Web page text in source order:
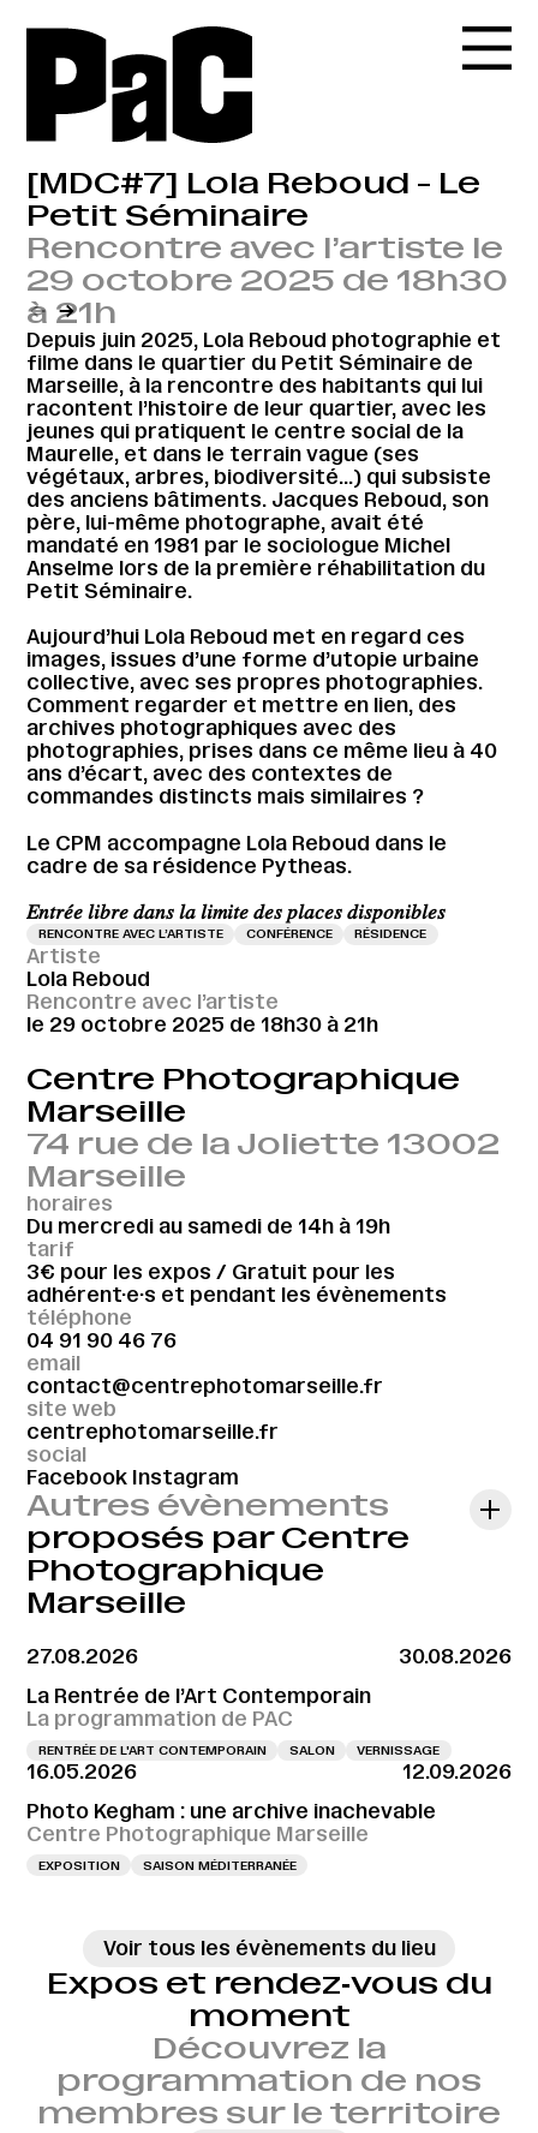
[MDC#7] Lola Reboud - Le
Petit Séminaire
Rencontre avec l’artiste le
29 octobre 2025 de 18h30
à 21h
← →
Depuis juin 2025, Lola Reboud photographie et
filme dans le quartier du Petit Séminaire de
Marseille, à la rencontre des habitants qui lui
racontent l’histoire de leur quartier, avec les
jeunes qui pratiquent le centre social de la
Maurelle, et dans le terrain vague (ses
végétaux, arbres, biodiversité…) qui subsiste
des anciens bâtiments. Jacques Reboud, son
père, lui-même photographe, avait été
mandaté en 1981 par le sociologue Michel
Anselme lors de la première réhabilitation du
Petit Séminaire.
Aujourd’hui Lola Reboud met en regard ces
images, issues d’une forme d’utopie urbaine
collective, avec ses propres photographies.
Comment regarder et mettre en lien, des
archives photographiques avec des
photographies, prises dans ce même lieu à 40
ans d’écart, avec des contextes de
commandes distincts mais similaires ?
Le CPM accompagne Lola Reboud dans le
cadre de sa résidence Pytheas.
𝐸𝑛𝑡𝑟𝑒́𝑒 𝑙𝑖𝑏𝑟𝑒 𝑑𝑎𝑛𝑠 𝑙𝑎 𝑙𝑖𝑚𝑖𝑡𝑒 𝑑𝑒𝑠 𝑝𝑙𝑎𝑐𝑒𝑠 𝑑𝑖𝑠𝑝𝑜𝑛𝑖𝑏𝑙𝑒𝑠
RENCONTRE AVEC L’ARTISTE CONFÉRENCE RÉSIDENCE
Artiste
Lola Reboud
Rencontre avec l’artiste
le 29 octobre 2025 de 18h30 à 21h
Centre Photographique
Marseille
74 rue de la Joliette 13002
Marseille
horaires
Du mercredi au samedi de 14h à 19h
tarif
3€ pour les expos / Gratuit pour les
adhérent·e·s et pendant les évènements
téléphone
04 91 90 46 76
email
contact@centrephotomarseille.fr
site web
centrephotomarseille.fr
social
Facebook Instagram
Autres évènements
proposés par Centre
Photographique
Marseille
27.08.2026
30.08.2026
La Rentrée de l’Art Contemporain
La programmation de PAC
RENTRÉE DE L'ART CONTEMPORAIN SALON VERNISSAGE
16.05.2026
12.09.2026
Photo Kegham : une archive inachevable
Centre Photographique Marseille
EXPOSITION SAISON MÉDITERRANÉE
Voir tous les évènements du lieu
Expos et rendez‑vous du
moment
Découvrez la
programmation de nos
membres sur le territoire